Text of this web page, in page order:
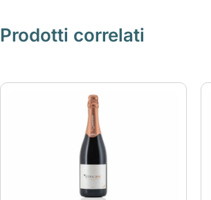
Prodotti correlati